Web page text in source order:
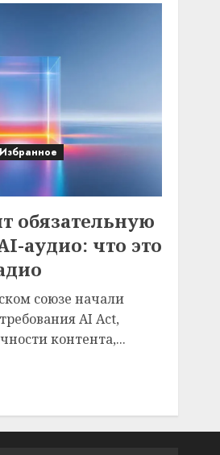
Избранное
обязательную
аудио: что это
союзе начали
AI Act,
контента,...